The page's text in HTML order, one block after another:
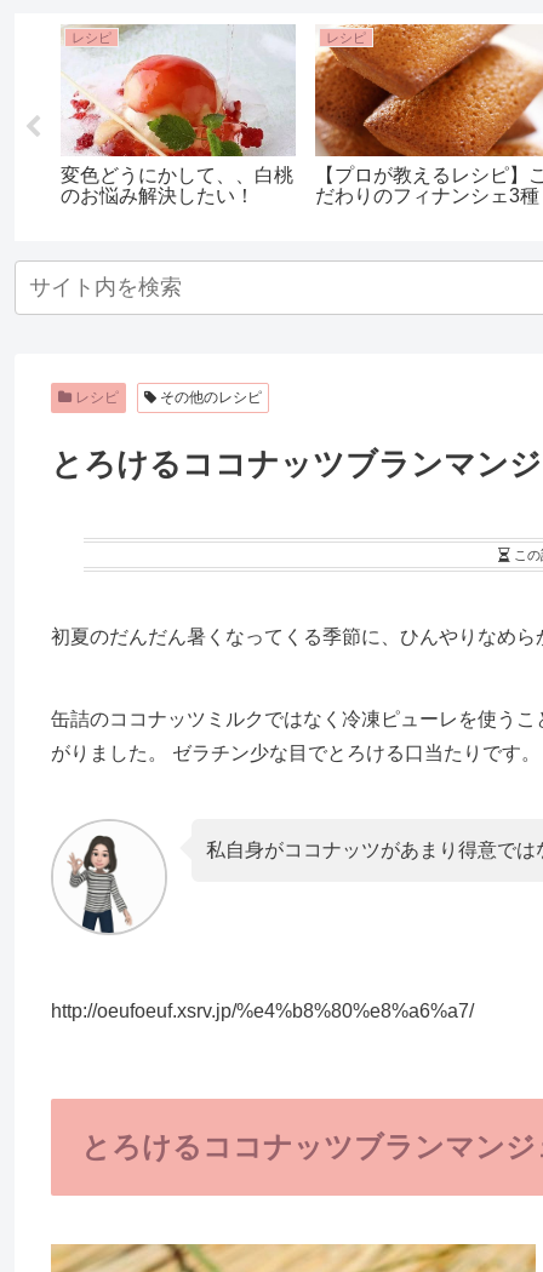
レシピ
変色どうにかして、、白桃
のお悩み解決したい！
レシピ
【プロが教えるレシピ】
だわりのフィナンシェ3種
レシピ その他のレシピ
とろけるココナッツブランマン
こ
初夏のだんだん暑くなってくる季節に、ひんやりなめ
缶詰のココナッツミルクではなく冷凍ピューレを使う
がりました。 ゼラチン少な目でとろける口当たりです。
私自身がココナッツがあまり得意で
http://oeufoeuf.xsrv.jp/%e4%b8%80%e8%a6%a7/
とろけるココナッツブランマン